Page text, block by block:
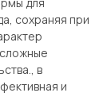
для
сохраняя при
в
и